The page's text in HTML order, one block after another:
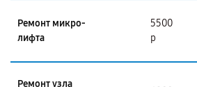
Ремонт микро-
лифта
5500
р
Ремонт узла